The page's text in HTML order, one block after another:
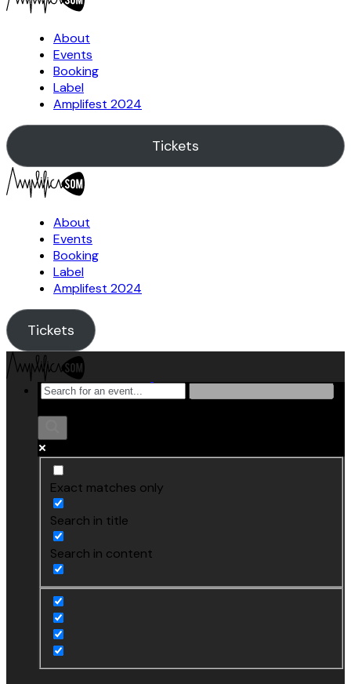
About
Events
Booking
Label
Amplifest 2024
Tickets
About
Events
Booking
Label
Amplifest 2024
Tickets
Exact matches only
Search in title
Search in content